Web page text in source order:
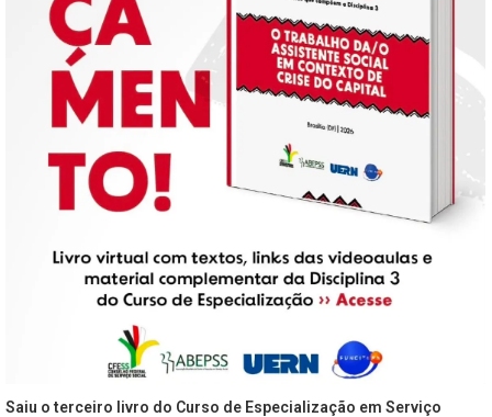
Saiu o terceiro livro do Curso de Especialização em Serviço